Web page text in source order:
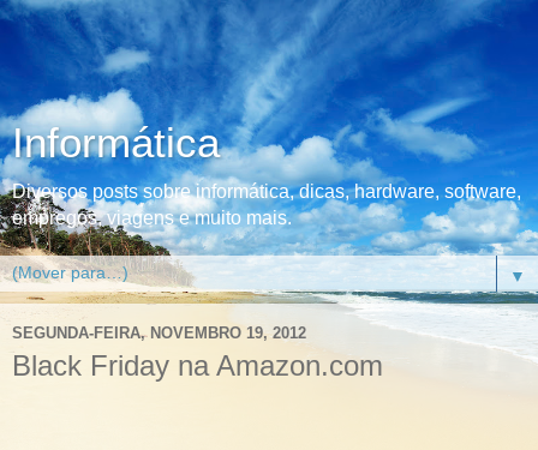
Informática
Diversos posts sobre informática, dicas, hardware, software,
empregos, viagens e muito mais.
▼
SEGUNDA-FEIRA, NOVEMBRO 19, 2012
Black Friday na Amazon.com